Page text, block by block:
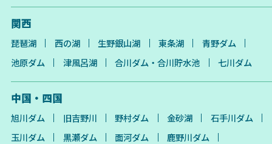
関西
琵琶湖 西の湖 生野銀山湖 東条湖
青野ダム
池原ダム
津風呂湖 合川ダム・合川貯水池 七川ダム
中国・四国
旭川ダム 旧吉野川 野村ダム 金砂湖
石手川ダム
玉川ダム
黒瀬ダム 面河ダム
鹿野川ダム